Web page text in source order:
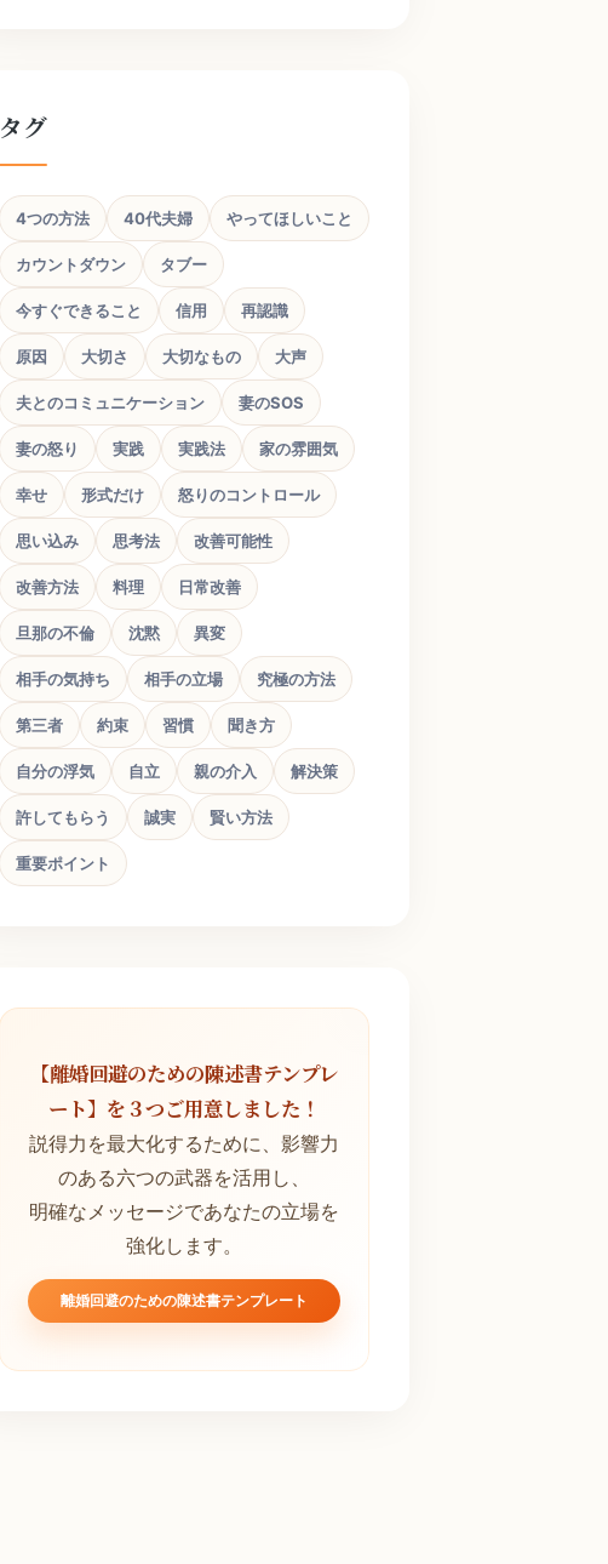
タグ
4つの方法 40代夫婦 やってほしいこと
カウントダウン タブー
今すぐできること 信用 再認識
原因 大切さ 大切なもの 大声
夫とのコミュニケーション 妻のSOS
妻の怒り 実践 実践法 家の雰囲気
幸せ 形式だけ 怒りのコントロール
思い込み 思考法 改善可能性
改善方法 料理 日常改善
旦那の不倫 沈黙 異変
相手の気持ち 相手の立場 究極の方法
第三者 約束 習慣 聞き方
自分の浮気 自立 親の介入 解決策
許してもらう 誠実 賢い方法
重要ポイント
【離婚回避のための陳述書テンプレ
ート】を３つご用意しました！
説得力を最大化するために、影響力
のある六つの武器を活用し、
明確なメッセージであなたの立場を
強化します。
離婚回避のための陳述書テンプレート